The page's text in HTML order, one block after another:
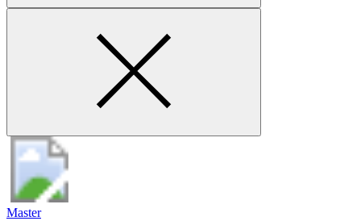
Master